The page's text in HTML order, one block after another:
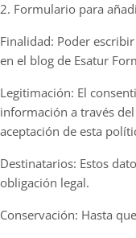
2. Formulario para
Finalidad: Poder
en el blog de Esatur
Legitimación: El
información a través
aceptación de esta
Destinatarios: Estos
obligación legal.
Conservación: Hasta